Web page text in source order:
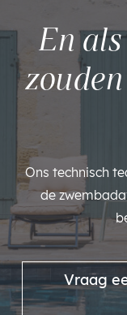
En
Ons technisch
de
Vraag